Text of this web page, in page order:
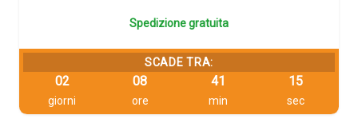
Spedizione gratuita
SCADE TRA:
02
giorni
08
ore
41
min
14
sec